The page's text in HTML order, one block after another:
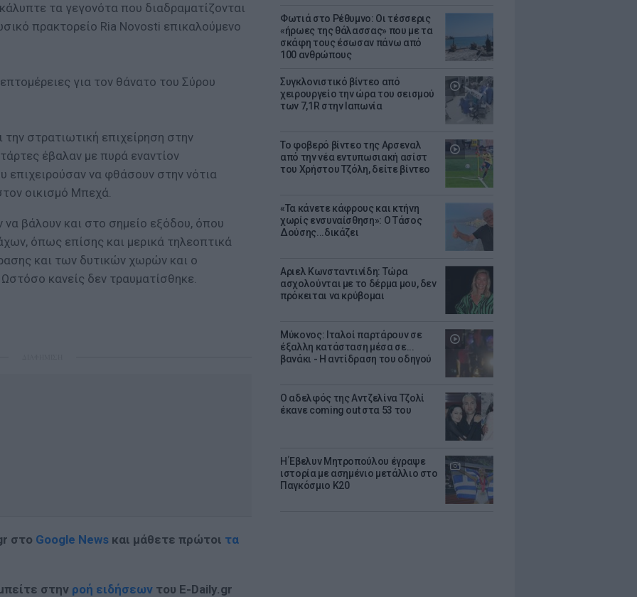
Φωτιά στο Ρέθυμνο: Οι τέσσερις
«ήρωες της θάλασσας» που με τα
σκάφη τους έσωσαν πάνω από
100 ανθρώπους
Συγκλονιστικό βίντεο από
χειρουργείο την ώρα του σεισμού
των 7,1R στην Ιαπωνία
Το φοβερό βίντεο της Αρσεναλ
από την νέα εντυπωσιακή ασίστ
του Χρήστου Τζόλη, δείτε βίντεο
«Τα κάνετε κάφρους και κτήνη
χωρίς ενσυναίσθηση»: Ο Τάσος
Δούσης...δικάζει
Αριελ Κωνσταντινίδη: Τώρα
ασχολούνται με το δέρμα μου, δεν
πρόκειται να κρύβομαι
Μύκονος: Ιταλοί παρτάρουν σε
έξαλλη κατάσταση μέσα σε...
βανάκι - Η αντίδραση του οδηγού
Ο αδελφός της Αντζελίνα Τζολί
έκανε coming out στα 53 του
Η Έβελυν Μητροπούλου έγραψε
ιστορία με ασημένιο μετάλλιο στο
Παγκόσμιο Κ20
τα γεγονότα που διαδραματίζονται
πρακτορείο Ria Novosti επικαλούμενο
για τον θάνατο του Σύρου
στρατιωτική επιχείρηση στην
έβαλαν με πυρά εναντίον
επιχειρούσαν να φθάσουν στην νότια
οικισμό Μπεχά.
να βάλουν και στο σημείο εξόδου, όπου
όπως επίσης και μερικά τηλεοπτικά
και των δυτικών χωρών και ο
κανείς δεν τραυματίσθηκε.
στο Google News και μάθετε πρώτοι τα
στην ροή ειδήσεων του E-Daily.gr